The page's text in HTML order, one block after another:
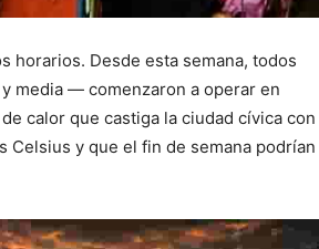
horarios. Desde esta semana, todos
media — comenzaron a operar en
calor que castiga la ciudad cívica con
y que el fin de semana podrían